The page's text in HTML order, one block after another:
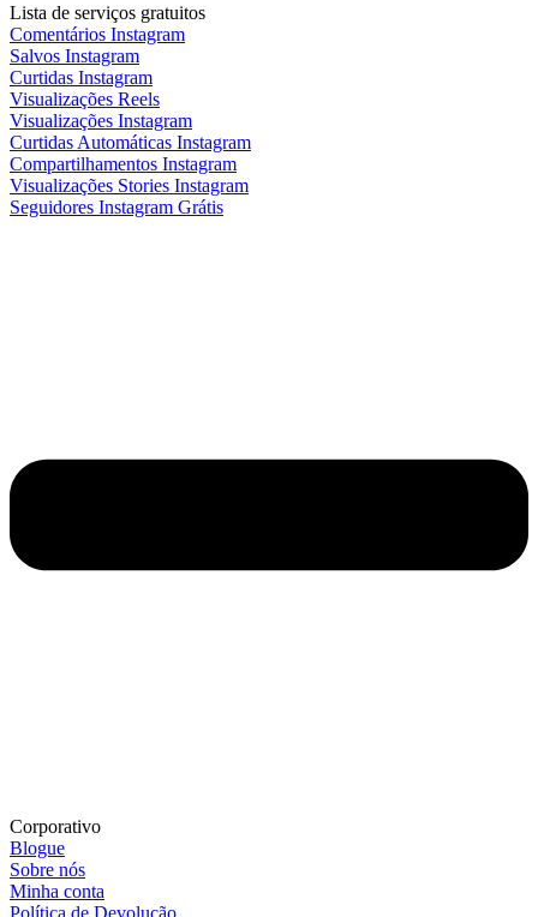
Lista de serviços gratuitos
Comentários Instagram
Salvos Instagram
Curtidas Instagram
Visualizações Reels
Visualizações Instagram
Curtidas Automáticas Instagram
Compartilhamentos Instagram
Visualizações Stories Instagram
Seguidores Instagram Grátis
Corporativo
Blogue
Sobre nós
Minha conta
Política de Devolução